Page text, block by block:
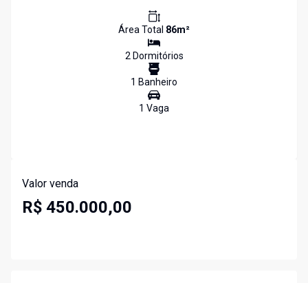
Área Total 86m²
2Dormitórios
1 Banheiro
1 Vaga
Valor venda
R$ 450.000,00